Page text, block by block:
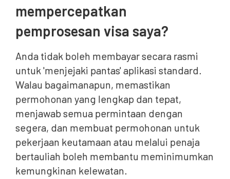
mempercepatkan
pemprosesan visa saya?
Anda tidak boleh membayar secara rasmi
untuk 'menjejaki pantas' aplikasi standard.
Walau bagaimanapun, memastikan
permohonan yang lengkap dan tepat,
menjawab semua permintaan dengan
segera, dan membuat permohonan untuk
pekerjaan keutamaan atau melalui penaja
bertauliah boleh membantu meminimumkan
kemungkinan kelewatan.